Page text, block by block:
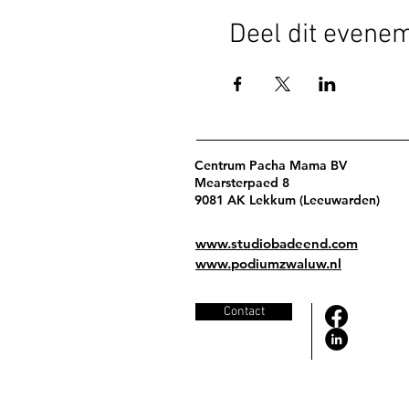
Deel dit
Centrum Pacha Mama BV
Mearsterpaed 8
9081 AK Lekkum (Leeuwarden)
www.studiobadeend.com
www.podiumzwaluw.nl
Contact